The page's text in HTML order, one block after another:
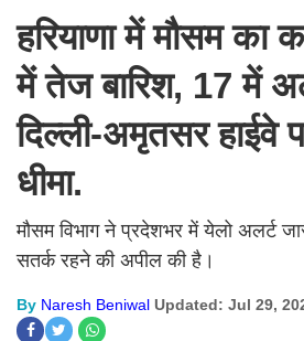
हरियाणा में मौसम का
में तेज बारिश, 17 में
दिल्ली-अमृतसर हाईवे
धीमा.
मौसम विभाग ने प्रदेशभर में येलो अलर्ट
सतर्क रहने की अपील की है।
By Naresh Beniwal Updated: Jul 29,